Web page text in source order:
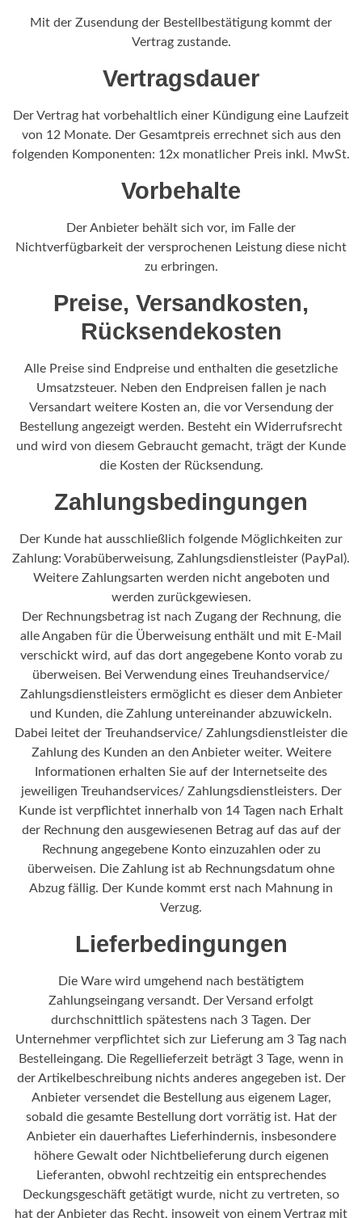
Mit der Zusendung der Bestellbestätigung kommt der
Vertrag zustande.
Vertragsdauer
Der Vertrag hat vorbehaltlich einer Kündigung eine Laufzeit
von 12 Monate. Der Gesamtpreis errechnet sich aus den
folgenden Komponenten: 12x monatlicher Preis inkl. MwSt.
Vorbehalte
Der Anbieter behält sich vor, im Falle der
Nichtverfügbarkeit der versprochenen Leistung diese nicht
zu erbringen.
Preise, Versandkosten,
Rücksendekosten
Alle Preise sind Endpreise und enthalten die gesetzliche
Umsatzsteuer. Neben den Endpreisen fallen je nach
Versandart weitere Kosten an, die vor Versendung der
Bestellung angezeigt werden. Besteht ein Widerrufsrecht
und wird von diesem Gebraucht gemacht, trägt der Kunde
die Kosten der Rücksendung.
Zahlungsbedingungen
Der Kunde hat ausschließlich folgende Möglichkeiten zur
Zahlung: Vorabüberweisung, Zahlungsdienstleister (PayPal).
Weitere Zahlungsarten werden nicht angeboten und
werden zurückgewiesen.
Der Rechnungsbetrag ist nach Zugang der Rechnung, die
alle Angaben für die Überweisung enthält und mit E-Mail
verschickt wird, auf das dort angegebene Konto vorab zu
überweisen. Bei Verwendung eines Treuhandservice/
Zahlungsdienstleisters ermöglicht es dieser dem Anbieter
und Kunden, die Zahlung untereinander abzuwickeln.
Dabei leitet der Treuhandservice/ Zahlungsdienstleister die
Zahlung des Kunden an den Anbieter weiter. Weitere
Informationen erhalten Sie auf der Internetseite des
jeweiligen Treuhandservices/ Zahlungsdienstleisters. Der
Kunde ist verpflichtet innerhalb von 14 Tagen nach Erhalt
der Rechnung den ausgewiesenen Betrag auf das auf der
Rechnung angegebene Konto einzuzahlen oder zu
überweisen. Die Zahlung ist ab Rechnungsdatum ohne
Abzug fällig. Der Kunde kommt erst nach Mahnung in
Verzug.
Lieferbedingungen
Die Ware wird umgehend nach bestätigtem
Zahlungseingang versandt. Der Versand erfolgt
durchschnittlich spätestens nach 3 Tagen. Der
Unternehmer verpflichtet sich zur Lieferung am 3 Tag nach
Bestelleingang. Die Regellieferzeit beträgt 3 Tage, wenn in
der Artikelbeschreibung nichts anderes angegeben ist. Der
Anbieter versendet die Bestellung aus eigenem Lager,
sobald die gesamte Bestellung dort vorrätig ist. Hat der
Anbieter ein dauerhaftes Lieferhindernis, insbesondere
höhere Gewalt oder Nichtbelieferung durch eigenen
Lieferanten, obwohl rechtzeitig ein entsprechendes
Deckungsgeschäft getätigt wurde, nicht zu vertreten, so
hat der Anbieter das Recht, insoweit von einem Vertrag mit